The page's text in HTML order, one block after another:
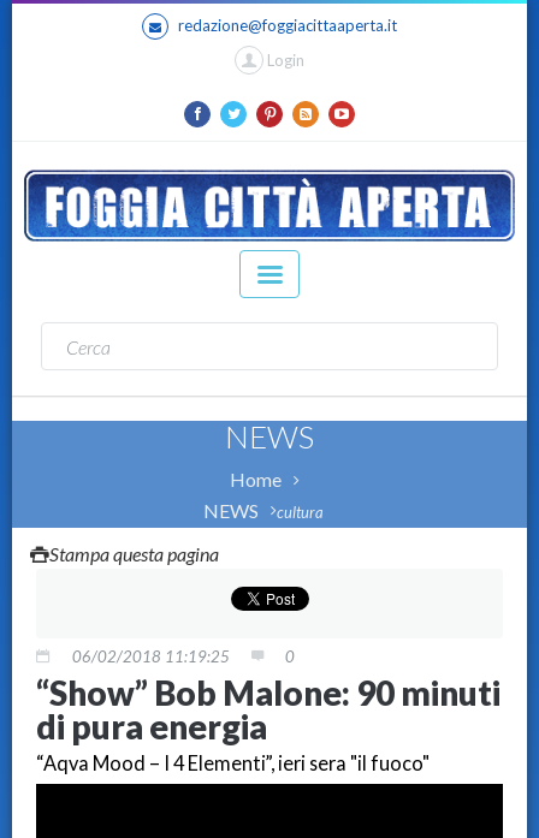
redazione@foggiacittaaperta.it
Login
NEWS
Home
NEWS
cultura
Stampa questa pagina
06/02/2018 11:19:25 0
“Show” Bob Malone: 90 minuti
di pura energia
“Aqva Mood – I 4 Elementi”, ieri sera "il fuoco"